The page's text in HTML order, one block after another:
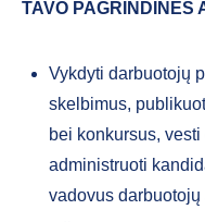
TAVO PAGRINDINĖS
Vykdyti darbuotojų
skelbimus,
bei konkursus,
administruoti
vadovus